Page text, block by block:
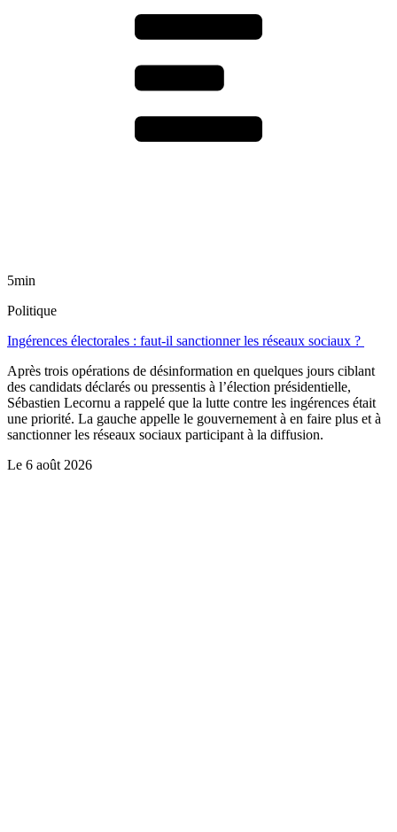
5min
Politique
Ingérences électorales : faut-il sanctionner les réseaux sociaux ?
Après trois opérations de désinformation en quelques jours ciblant
des candidats déclarés ou pressentis à l’élection présidentielle,
Sébastien Lecornu a rappelé que la lutte contre les ingérences était
une priorité. La gauche appelle le gouvernement à en faire plus et à
sanctionner les réseaux sociaux participant à la diffusion.
Le 6 août 2026